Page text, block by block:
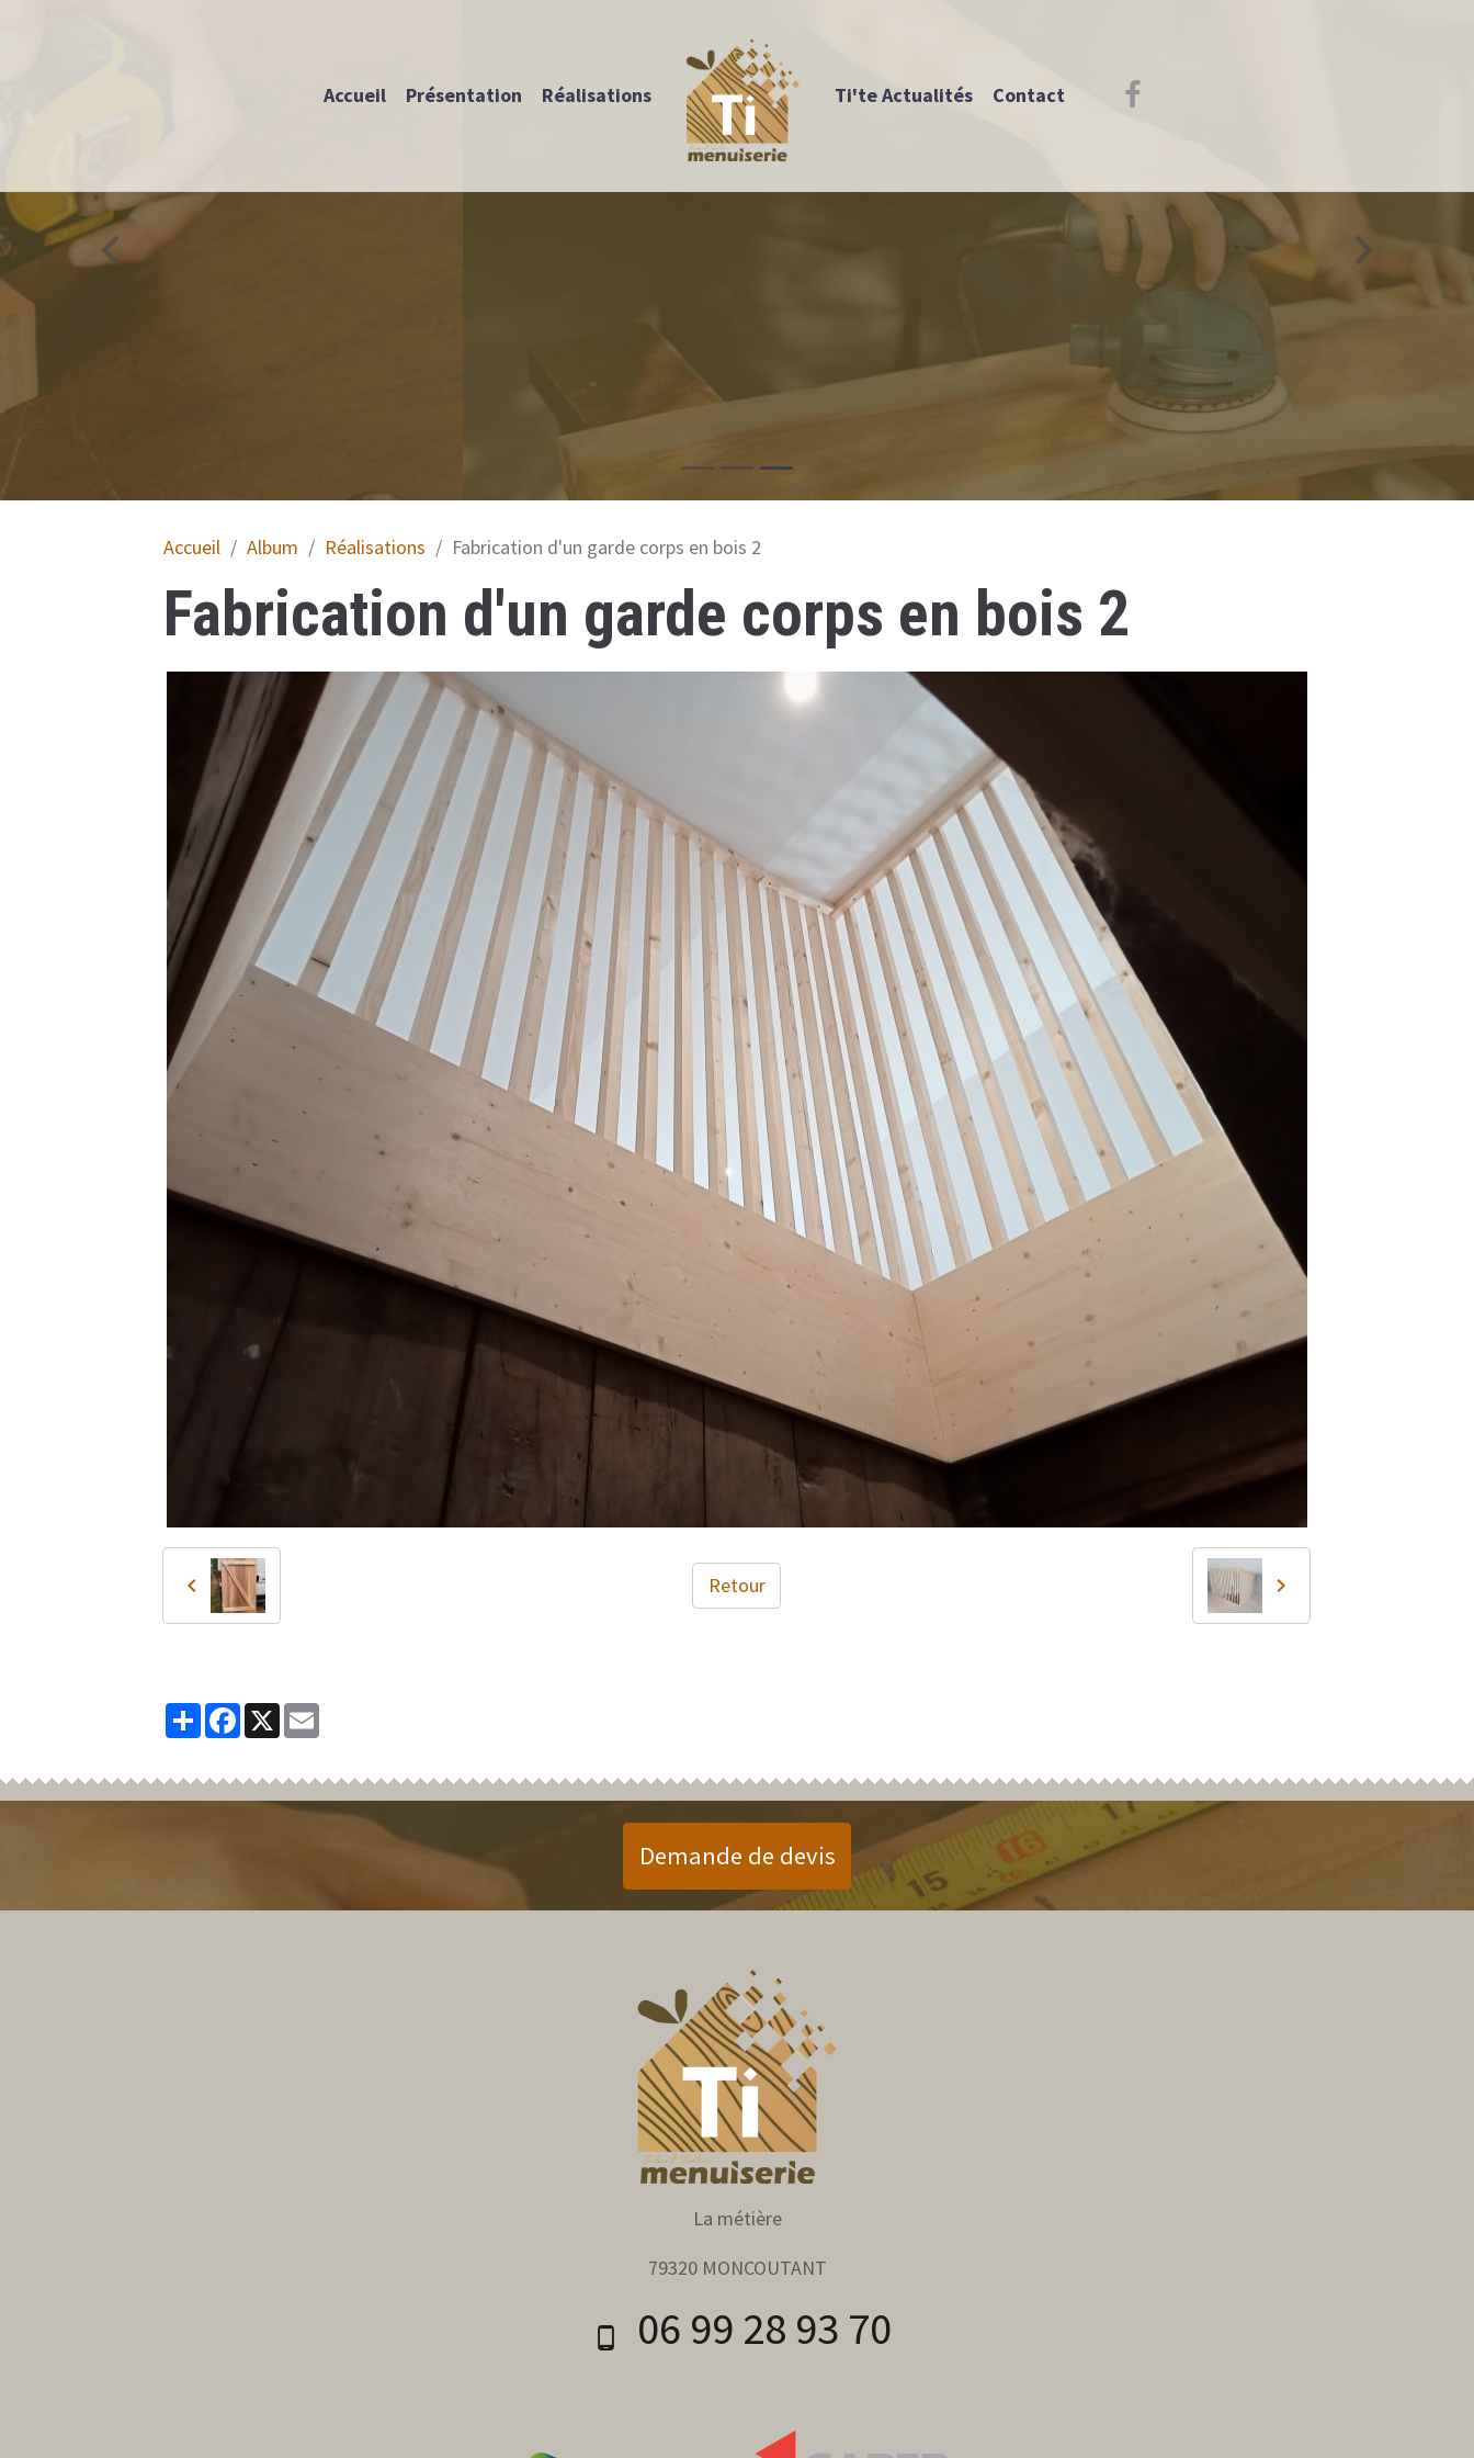
Accueil Présentation Réalisations Ti'te Actualités Contact
Accueil Album Réalisations Fabrication d'un garde corps en bois 2
Fabrication d'un garde corps en bois 2
Retour
PartagerFacebook
X
Demande de devis
La métière
79320 MONCOUTANT
06 99 28 93 70